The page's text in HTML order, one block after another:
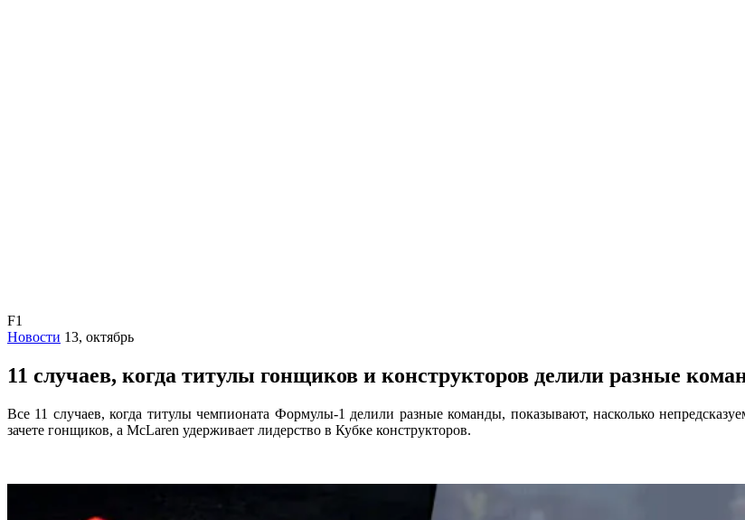
F1
Новости 13, октябрь
11 случаев, когда титулы гонщиков и конструкторов делили разные
Все 11 случаев, когда титулы чемпионата Формулы-1 делили разные команды, показывают, насколько
зачете гонщиков, а McLaren удерживает лидерство в Кубке конструкторов.